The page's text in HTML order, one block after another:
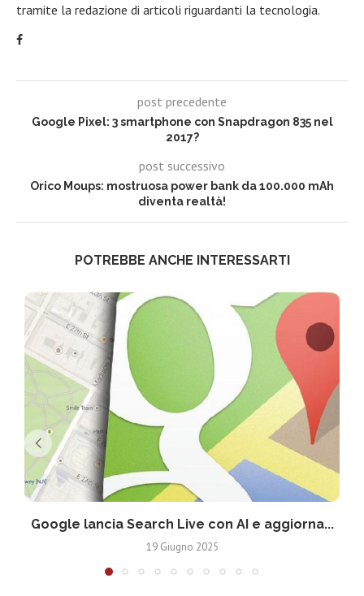
tramite la redazione di articoli riguardanti la tecnologia.
post precedente
Google Pixel: 3 smartphone con Snapdragon 835 nel
2017?
post successivo
Orico Moups: mostruosa power bank da 100.000 mAh
diventa realtà!
POTREBBE ANCHE INTERESSARTI
Google lancia Search Live con AI e aggiorna...
19 Giugno 2025